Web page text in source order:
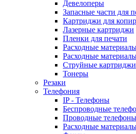
Девелоперы
Запасные части для
Картриджи для
Лазерные картриджи
Пленки для печати
Расходные
Расходные
Струйные картриджи
Тонеры
Резаки
Телефония
IP - Телефоны
Беспроводные
Проводные телефоны
Расходные